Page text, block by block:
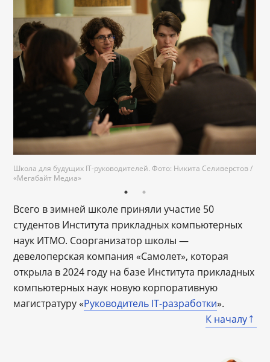
Школа для будущих IT-руководителей. Фото: Никита Селиверстов /
«Мегабайт Медиа»
Всего в зимней школе приняли участие 50
студентов Института прикладных компьютерных
наук ИТМО. Соорганизатор школы —
девелоперская компания «Самолет», которая
открыла в 2024 году на базе Института прикладных
компьютерных наук новую корпоративную
магистратуру «Руководитель IT-разработки».
К началу